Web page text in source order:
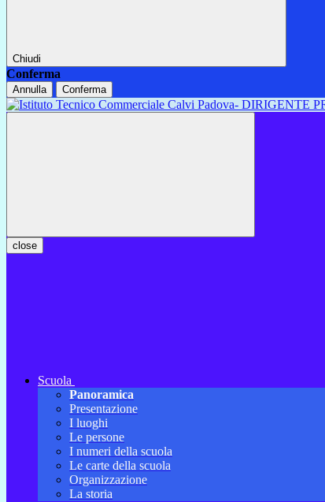
Chiudi
Conferma
Annulla Conferma
close
Scuola
Panoramica
Presentazione
I luoghi
Le persone
I numeri della scuola
Le carte della scuola
Organizzazione
La storia